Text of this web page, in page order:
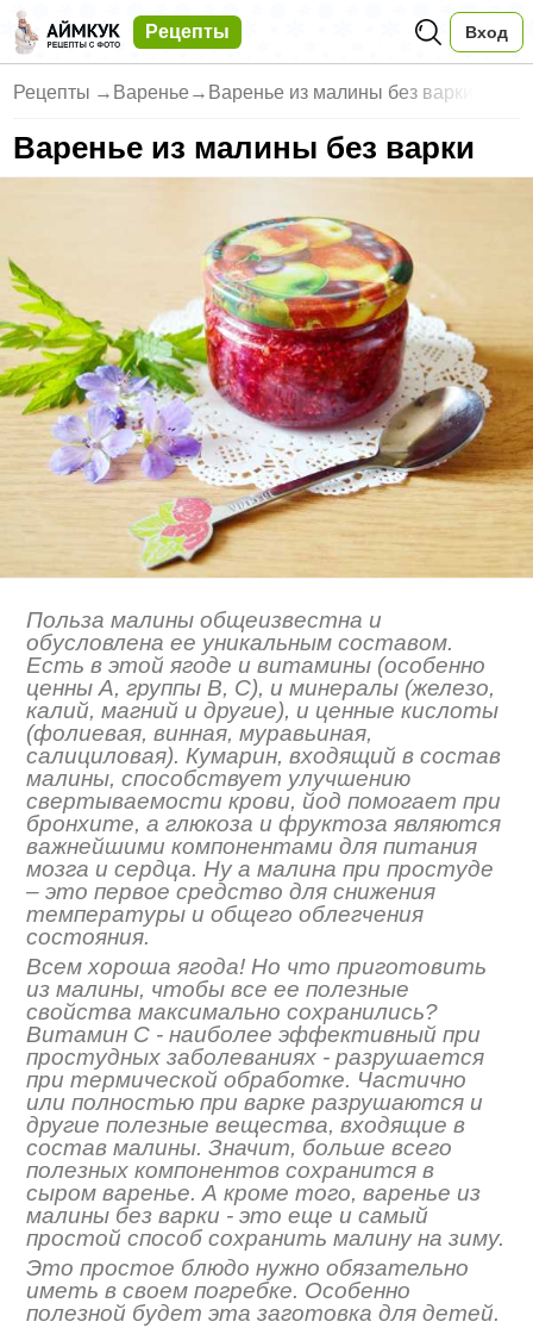
Рецепты Вход
Рецепты → Варенье → Варенье из малины без варки
Варенье из малины без варки
Польза малины общеизвестна и
обусловлена ее уникальным составом.
Есть в этой ягоде и витамины (особенно
ценны А, группы В, С), и минералы (железо,
калий, магний и другие), и ценные кислоты
(фолиевая, винная, муравьиная,
салициловая). Кумарин, входящий в состав
малины, способствует улучшению
свертываемости крови, йод помогает при
бронхите, а глюкоза и фруктоза являются
важнейшими компонентами для питания
мозга и сердца. Ну а малина при простуде
– это первое средство для снижения
температуры и общего облегчения
состояния.
Всем хороша ягода! Но что приготовить
из малины, чтобы все ее полезные
свойства максимально сохранились?
Витамин С - наиболее эффективный при
простудных заболеваниях - разрушается
при термической обработке. Частично
или полностью при варке разрушаются и
другие полезные вещества, входящие в
состав малины. Значит, больше всего
полезных компонентов сохранится в
сыром варенье. А кроме того, варенье из
малины без варки - это еще и самый
простой способ сохранить малину на зиму.
Это простое блюдо нужно обязательно
иметь в своем погребке. Особенно
полезной будет эта заготовка для детей.